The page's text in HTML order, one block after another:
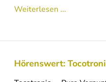
Weiterlesen ...
Hörenswert: